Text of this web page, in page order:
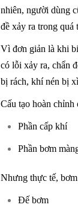
nhiên, người dùng
đề xảy ra trong quá
Vì đơn giản là khi
có lỗi xảy ra, chẩn
bị rách, khí nén bị
Cấu tạo hoàn chỉnh
Phần cấp khí
Phần bơm
Nhưng thực tế,
Đế bơm